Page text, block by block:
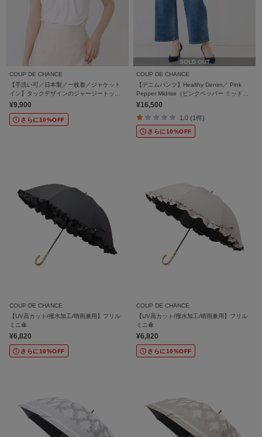
COUP DE CHANCE
【手洗い可／日本製／一枚着／ジャケット
イン】タックデザインのジャージートップ
ス
¥9,900
さらに10%OFF
SOLD OUT
COUP DE CHANCE
【デニムパンツ】Healthy Denim／ Pink
Pepper Midrise（ピンクペッパー ミッドラ
イズ）
¥16,500
1.0 (1件)
さらに10%OFF
COUP DE CHANCE
【UV高カット/撥水加工/晴雨兼用】フリル
ミニ傘
¥6,820
さらに10%OFF
COUP DE CHANCE
【UV高カット/撥水加工/晴雨兼用】フリル
ミニ傘
¥6,820
さらに10%OFF